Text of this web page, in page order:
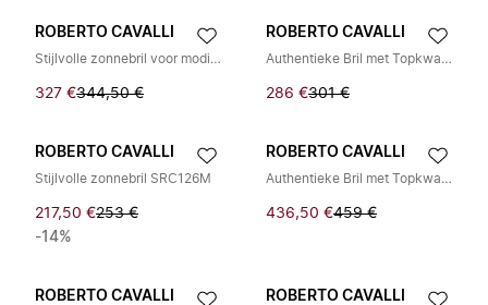
ROBERTO CAVALLI
Stijlvolle zonnebril voor modieuze uitstraling
327 €344,50 €
ROBERTO CAVALLI
Authentieke Bril met Topkwaliteit
286 €301 €
ROBERTO CAVALLI
Stijlvolle zonnebril SRC126M
217,50 €253 €
-14%
ROBERTO CAVALLI
Authentieke Bril met Topkwaliteit
436,50 €459 €
ROBERTO CAVALLI ROBERTO CAVALLI